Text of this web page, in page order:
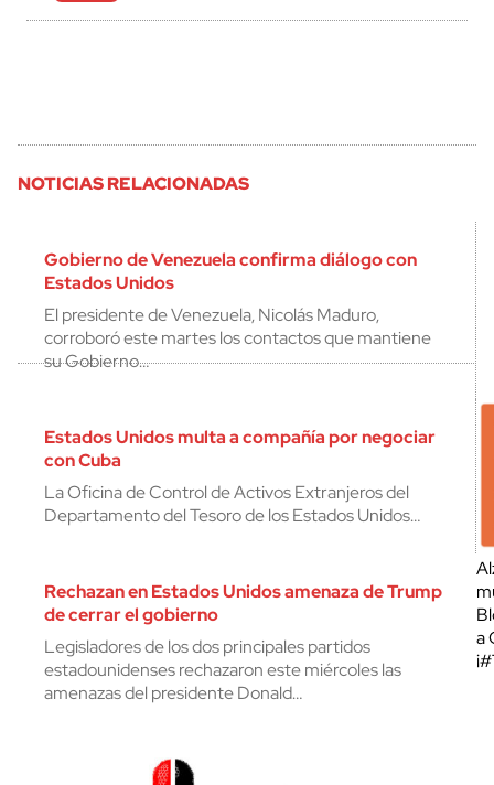
NOTICIAS RELACIONADAS
Gobierno de Venezuela confirma diálogo con
Estados Unidos
El presidente de Venezuela, Nicolás Maduro,
corroboró este martes los contactos que mantiene
su Gobierno…
Estados Unidos multa a compañía por negociar
con Cuba
La Oficina de Control de Activos Extranjeros del
Departamento del Tesoro de los Estados Unidos…
Rechazan en Estados Unidos amenaza de Trump
de cerrar el gobierno
Legisladores de los dos principales partidos
estadounidenses rechazaron este miércoles las
amenazas del presidente Donald…
a